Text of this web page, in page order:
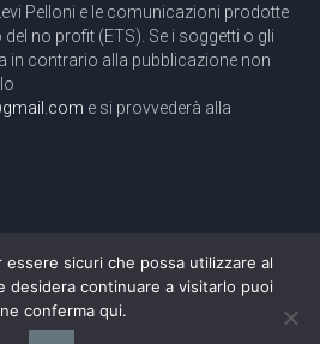
Pelloni e le comunicazioni prodotte
no profit (ETS). Se i soggetti o gli
in contrario alla pubblicazione non
e si provvederà alla
Tutti i diritti riservati
2003 dell'11/11/2003
[direttore@agenziacomunica.net]
essere sicuri che possa utilizzare al
desidera continuare a visitarlo puoi
conferma qui.